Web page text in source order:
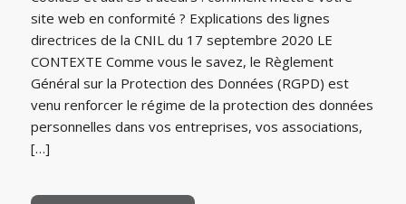
site web en conformité ? Explications des lignes
directrices de la CNIL du 17 septembre 2020 LE
CONTEXTE Comme vous le savez, le Règlement
Général sur la Protection des Données (RGPD) est
venu renforcer le régime de la protection des données
personnelles dans vos entreprises, vos associations,
[…]